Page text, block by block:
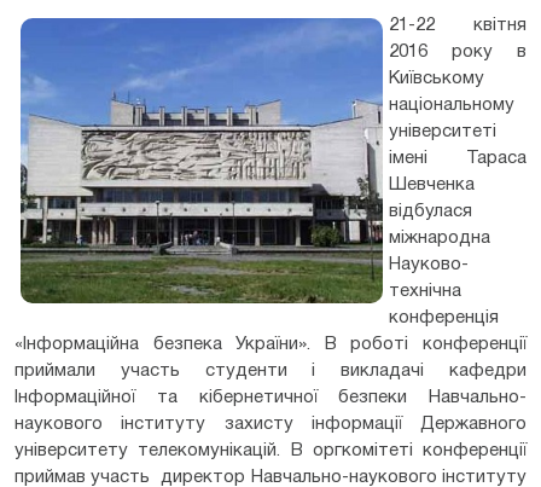
21-22 квітня
2016 року в
Київському
національному
університеті
імені Тараса
Шевченка
відбулася
міжнародна
Науково-
технічна
конференція
«Інформаційна безпека України». В роботі конференції
приймали участь студенти і викладачі кафедри
Інформаційної та кібернетичної безпеки Навчально-
наукового інституту захисту інформації Державного
університету телекомунікацій. В оргкомітеті конференції
приймав участь директор Навчально-наукового інституту